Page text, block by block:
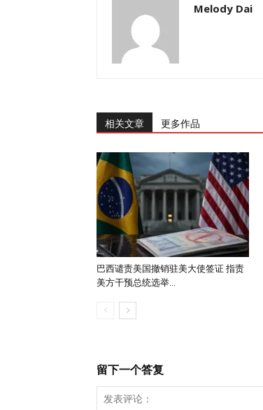
Melody Dai
相关文章 更多作品
巴西谴责美国撤销驻美大使签证 指责
美方干预总统选举...
留下一个答复